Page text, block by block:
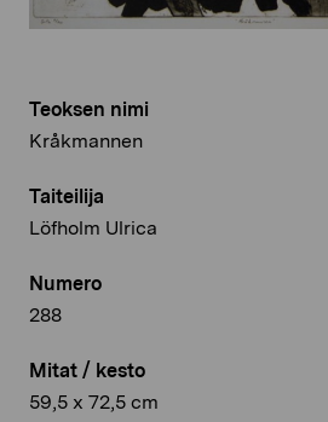
Teoksen nimi
Kråkmannen
Taiteilija
Löfholm Ulrica
Numero
288
Mitat / kesto
59,5 x 72,5 cm